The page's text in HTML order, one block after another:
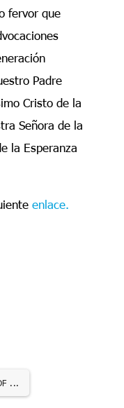
fervor que
Padre
Cristo de la
Señora de la
la Esperanza
enlace.